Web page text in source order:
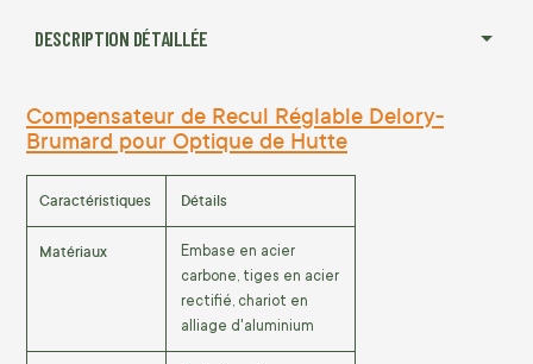
DESCRIPTION DÉTAILLÉE
Compensateur de Recul Réglable Delory-
Brumard pour Optique de Hutte
Caractéristiques Détails
Matériaux
Embase en acier
carbone, tiges en acier
rectifié, chariot en
alliage d'aluminium